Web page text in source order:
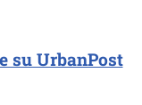
su UrbanPost